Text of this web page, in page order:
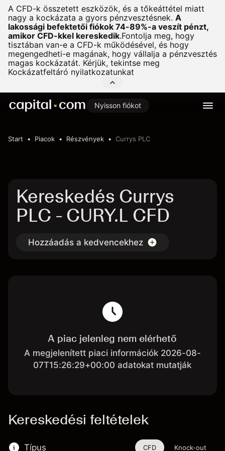
A CFD-k összetett eszközök, és a tőkeáttétel miatt
nagy a kockázata a gyors pénzvesztésnek. A
lakossági befektetői fiókok 74-89%-a veszít pénzt,
amikor CFD-kkel kereskedik.Fontolja meg, hogy
tisztában van-e a CFD-k működésével, és hogy
megengedheti-e magának, hogy vállalja a pénzvesztés
magas kockázatát. Kérjük, tekintse meg
Kockázatfeltáró nyilatkozatunkat
Nyisson fiókot
Start Piacok Részvények Currys PLC
Kereskedés Currys
PLC - CURY.L CFD
Hozzáadás a kedvencekhez
A piac jelenleg nem elérhető
A megjelenített piaci információk 2026-08-
07T15:26:29+00:00 adatokat mutatják
Kereskedési feltételek
Típus CFD Knock-out